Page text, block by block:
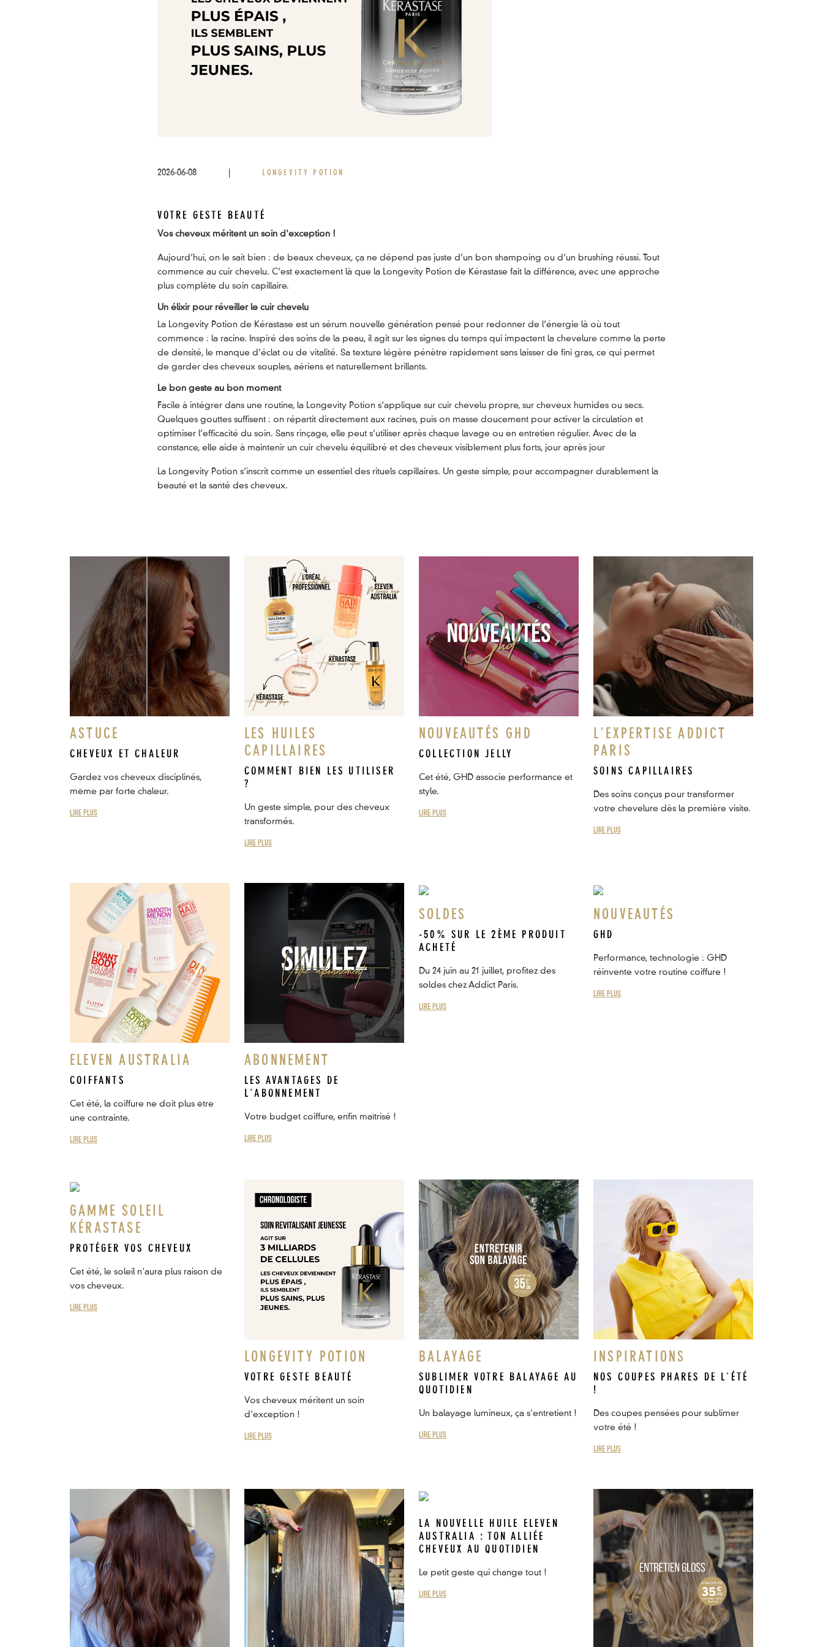
2026-06-08 LONGEVITY POTION
VOTRE GESTE BEAUTÉ
Vos cheveux méritent un soin d'exception !
Aujourd’hui, on le sait bien : de beaux cheveux, ça ne dépend pas juste d’un bon shampoing ou d’un brushing réussi. Tout
commence au cuir chevelu. C’est exactement là que la Longevity Potion de Kérastase fait la différence, avec une approche
plus complète du soin capillaire.
Un élixir pour réveiller le cuir chevelu
La Longevity Potion de Kérastase est un sérum nouvelle génération pensé pour redonner de l’énergie là où tout
commence : la racine. Inspiré des soins de la peau, il agit sur les signes du temps qui impactent la chevelure comme la perte
de densité, le manque d’éclat ou de vitalité. Sa texture légère pénètre rapidement sans laisser de fini gras, ce qui permet
de garder des cheveux souples, aériens et naturellement brillants.
Le bon geste au bon moment
Facile à intégrer dans une routine, la Longevity Potion s’applique sur cuir chevelu propre, sur cheveux humides ou secs.
Quelques gouttes suffisent : on répartit directement aux racines, puis on masse doucement pour activer la circulation et
optimiser l’efficacité du soin. Sans rinçage, elle peut s’utiliser après chaque lavage ou en entretien régulier. Avec de la
constance, elle aide à maintenir un cuir chevelu équilibré et des cheveux visiblement plus forts, jour après jour
La Longevity Potion s’inscrit comme un essentiel des rituels capillaires. Un geste simple, pour accompagner durablement la
beauté et la santé des cheveux.
ASTUCE
CHEVEUX ET CHALEUR
Gardez vos cheveux disciplinés,
même par forte chaleur.
LIRE PLUS
LES HUILES
CAPILLAIRES
COMMENT BIEN LES UTILISER
?
Un geste simple, pour des cheveux
transformés.
LIRE PLUS
NOUVEAUTÉS GHD
COLLECTION JELLY
Cet été, GHD associe performance et
style.
LIRE PLUS
L'EXPERTISE ADDICT
PARIS
SOINS CAPILLAIRES
Des soins conçus pour transformer
votre chevelure dès la première visite.
LIRE PLUS
ELEVEN AUSTRALIA
COIFFANTS
Cet été, la coiffure ne doit plus être
une contrainte.
LIRE PLUS
ABONNEMENT
LES AVANTAGES DE
L'ABONNEMENT
Votre budget coiffure, enfin maîtrisé !
LIRE PLUS
SOLDES
-50% SUR LE 2ÈME PRODUIT
ACHETÉ
Du 24 juin au 21 juillet, profitez des
soldes chez Addict Paris.
LIRE PLUS
NOUVEAUTÉS
GHD
Performance, technologie : GHD
réinvente votre routine coiffure !
LIRE PLUS
GAMME SOLEIL
KÉRASTASE
PROTÉGER VOS CHEVEUX
Cet été, le soleil n'aura plus raison de
vos cheveux.
LIRE PLUS
LONGEVITY POTION
VOTRE GESTE BEAUTÉ
Vos cheveux méritent un soin
d'exception !
LIRE PLUS
BALAYAGE
SUBLIMER VOTRE BALAYAGE AU
QUOTIDIEN
Un balayage lumineux, ça s'entretient !
LIRE PLUS
INSPIRATIONS
NOS COUPES PHARES DE L'ÉTÉ
!
Des coupes pensées pour sublimer
votre été !
LIRE PLUS
LA NOUVELLE HUILE ELEVEN
AUSTRALIA : TON ALLIÉE
CHEVEUX AU QUOTIDIEN
Le petit geste qui change tout !
LIRE PLUS